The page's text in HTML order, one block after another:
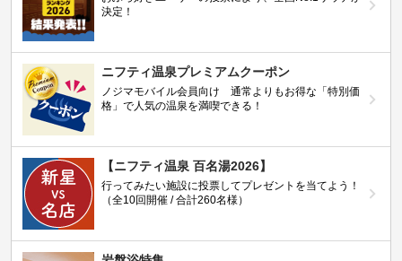
決定！
ニフティ温泉プレミアムクーポン
ノジマモバイル会員向け 通常よりもお得な「特別価
格」で人気の温泉を満喫できる！
【ニフティ温泉 百名湯2026】
行ってみたい施設に投票してプレゼントを当てよう！
（全10回開催 / 合計260名様）